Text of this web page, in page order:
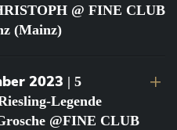
@ FINE CLUB
(Mainz)
2023 | 5
Legende
@FINE CLUB